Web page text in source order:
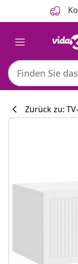
Zurück zu: